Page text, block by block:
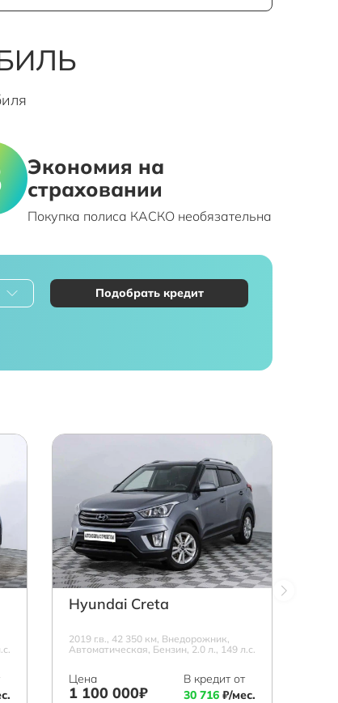
Экономия на
страховании
Покупка полиса КАСКО необязательна
Подобрать кредит
Hyundai Creta
2019 г.в., 42 350 км, Внедорожник,
Автоматическая, Бензин, 2.0 л., 149 л.с.
Цена
1 100 000₽
В кредит от
30 716 ₽/мес.